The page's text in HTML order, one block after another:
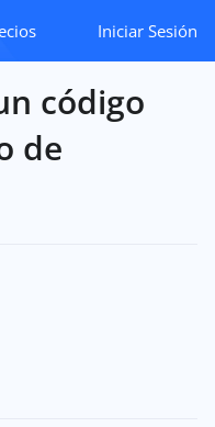
Iniciar Sesión
código
de